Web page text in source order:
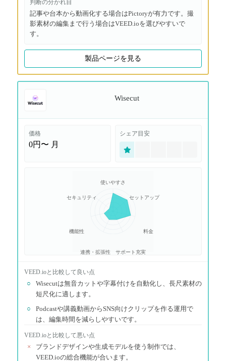
判断の分かれ目
記事や台本から動画化する場合はPictoryが有力です。撮
影素材の編集まで行う場合はVEED.ioを選びやすいで
す。
製品ページを見る
Wisecut
価格
0円〜 月
シェア目安
使いやすさ
セットアップ
料金
サポート充実
連携・拡張性
機能性
セキュリティ
VEED.ioと比較して良い点
○
Wisecutは無音カットや字幕付けを自動化し、長尺素材の
短尺化に適します。
○
Podcastや講義動画からSNS向けクリップを作る運用で
は、編集時間を減らしやすいです。
VEED.ioと比較して悪い点
×
ブランドデザインや生成モデルを使う制作では、
VEED.ioの総合機能が合います。